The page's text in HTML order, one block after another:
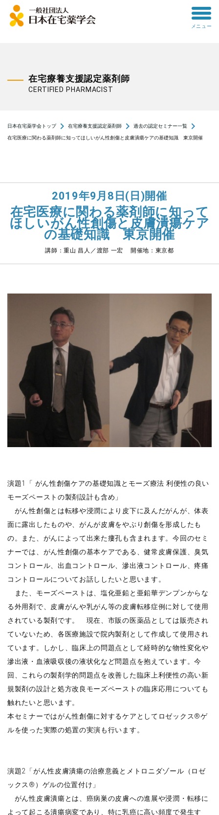
toggle
メニュー
在宅療養支援認定薬剤師
CERTIFIED PHARMACIST
日本在宅薬学会トップnavigate_next 在宅療養支援認定薬剤師 navigate_next 過去の認定セミナー一覧 navigate_next
在宅医療に関わる薬剤師に知ってほしいがん性創傷と皮膚潰瘍ケアの基礎知識 東京開催
2019年9月8日(日)開催
在宅医療に関わる薬剤師に知って
ほしいがん性創傷と皮膚潰瘍ケア
の基礎知識 東京開催
講師：重山 昌人／渡部 一宏 開催地：東京都
演題1「 がん性創傷ケアの基礎知識とモーズ療法 利便性の良い
モーズペーストの製剤設計も含め」
がん性創傷とは転移や浸潤により皮下に及んだがんが、体表
面に露出したものや、がんが皮膚をやぶり創傷を形成したも
の。また、がんによって出来た瘻孔も含まれます。今回のセミ
ナーでは、がん性創傷の基本ケアである、健常皮膚保護、臭気
コントロール、出血コントロール、滲出液コントロール、疼痛
コントロールについてお話ししたいと思います。
また、モーズペーストは、塩化亜鉛と亜鉛華デンプンからな
る外用剤で、皮膚がんや乳がん等の皮膚転移症例に対して使用
されている製剤です。 現在、市販の医薬品としては販売され
ていないため、各医療施設で院内製剤として作成して使用され
ています。しかし、臨床上の問題点として経時的な物性変化や
滲出液・血液吸収後の液状化など問題点を抱えています。今
回、これらの製剤学的問題点を改善した臨床上利便性の高い新
規製剤の設計と処方改良モーズペーストの臨床応用についても
触れたいと思います。
本セミナーではがん性創傷に対するケアとしてロゼックス®ゲ
ルを使った実際の処置の実演も行います。
演題2「がん性皮膚潰瘍の治療意義とメトロニダゾール（ロゼ
ックス®）ゲルの位置付け」
がん性皮膚潰瘍とは、癌病巣の皮膚への進展や浸潤・転移に
よって起こる潰瘍病変であり、特に乳癌に高い頻度で発生す